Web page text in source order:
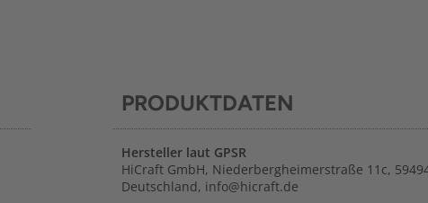
PRODUKTDATEN
Hersteller laut GPSR
HiCraft GmbH, Niederbergheimerstraße 11c,
Deutschland, info@hicraft.de